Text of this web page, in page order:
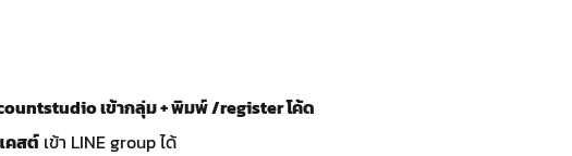
เข้ากลุ่ม + พิมพ์ /register โค้ด
คสต์ เข้า LINE group ได้